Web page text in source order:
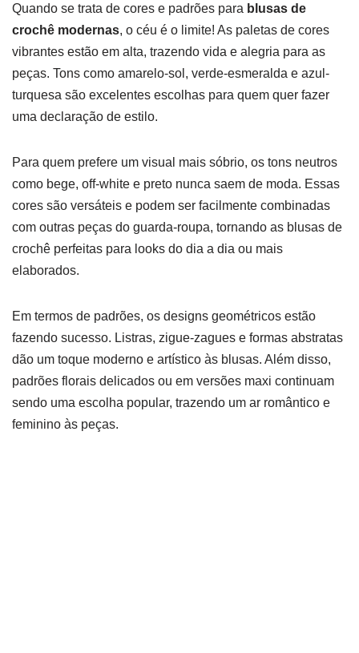
Quando se trata de cores e padrões para blusas de
crochê modernas, o céu é o limite! As paletas de cores
vibrantes estão em alta, trazendo vida e alegria para as
peças. Tons como amarelo-sol, verde-esmeralda e azul-
turquesa são excelentes escolhas para quem quer fazer
uma declaração de estilo.
Para quem prefere um visual mais sóbrio, os tons neutros
como bege, off-white e preto nunca saem de moda. Essas
cores são versáteis e podem ser facilmente combinadas
com outras peças do guarda-roupa, tornando as blusas de
crochê perfeitas para looks do dia a dia ou mais
elaborados.
Em termos de padrões, os designs geométricos estão
fazendo sucesso. Listras, zigue-zagues e formas abstratas
dão um toque moderno e artístico às blusas. Além disso,
padrões florais delicados ou em versões maxi continuam
sendo uma escolha popular, trazendo um ar romântico e
feminino às peças.